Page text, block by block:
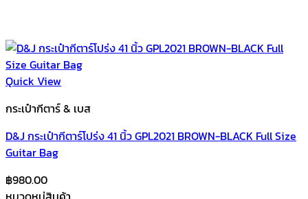
Quick View
กระเป๋ากีตาร์ & เบส
D&J กระเป๋ากีตาร์โปร่ง 41 นิ้ว GPL2021 BROWN-BLACK Full Size
Guitar Bag
฿980.00